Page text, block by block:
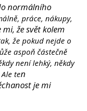
normálního
práce, nákupy,
mi, že svět kolem
že pokud nejde o
aspoň částečně
není lehký, někdy
ten
je mi